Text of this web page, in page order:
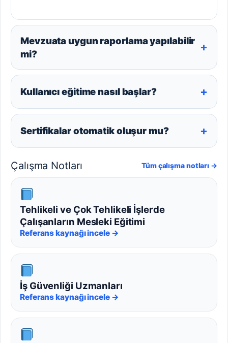
Mevzuata uygun raporlama yapılabilir
mi?
+
Kullanıcı eğitime nasıl başlar? +
Sertifikalar otomatik oluşur mu? +
Çalışma Notları Tüm çalışma notları →
Tehlikeli ve Çok Tehlikeli İşlerde
Çalışanların Mesleki Eğitimi
Referans kaynağı incele →
İş Güvenliği Uzmanları
Referans kaynağı incele →